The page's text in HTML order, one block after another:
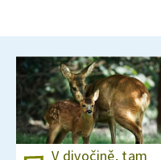
V divočině, tam